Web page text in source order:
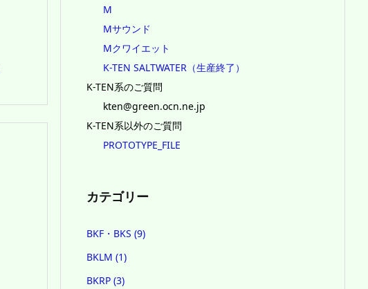
M
Mサウンド
Mクワイエット
K-TEN SALTWATER（生産終了）
K-TEN系のご質問
kten@green.ocn.ne.jp
K-TEN系以外のご質問
PROTOTYPE_FILE
カテゴリー
BKF・BKS (9)
BKLM (1)
BKRP (3)